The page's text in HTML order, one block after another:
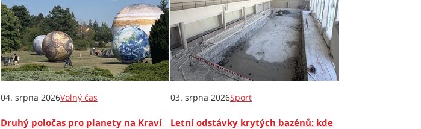
04. srpna 2026Volný čas
Druhý poločas pro planety na Kraví
03. srpna 2026Sport
Letní odstávky krytých bazénů: kde